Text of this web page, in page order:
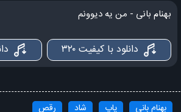
من یه دیوونم که باشی زنده می
عاشقی که چیزی از منطق
من یه دیوونم که وقتی میری
فکرت می زنه باز به سرم
بهنام بانی - من یه دیوونم
دانلود با کیفیت ۳۲۰
بهنام بانی پاپ شاد رقص